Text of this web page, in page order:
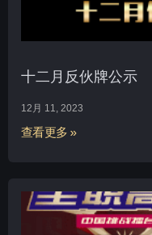
十二月反伙牌公示
12月 11, 2023
查看更多 »